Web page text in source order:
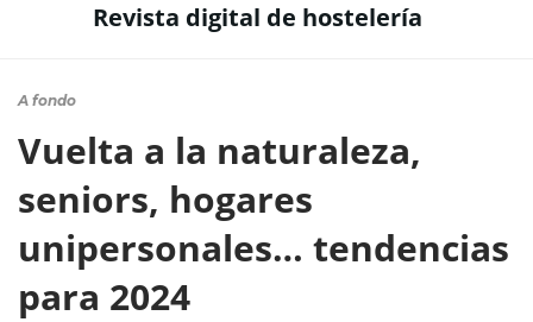
Revista digital de hostelería
A fondo
Vuelta a la naturaleza,
seniors, hogares
unipersonales… tendencias
para 2024